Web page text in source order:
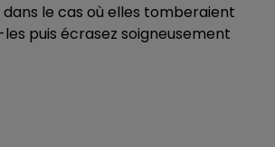
le cas où elles tomberaient
puis écrasez soigneusement